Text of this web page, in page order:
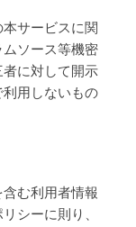
サービスに関
ソース等機密
に対して開示
用しないもの
む利用者情報
シーに則り、